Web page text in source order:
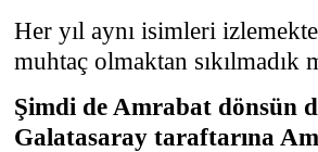
Her yıl aynı isimleri
muhtaç olmaktan sıkılmadık
Şimdi de Amrabat dönsün
Galatasaray taraftarına